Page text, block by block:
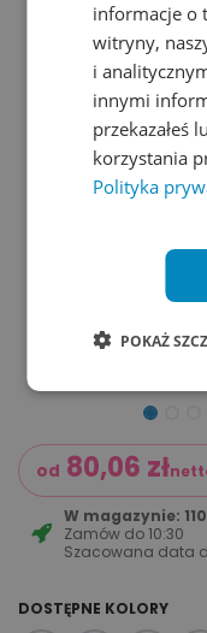
od 80,06 zł
W magazynie:
Zamów do10:30
Szacowana data
DOSTĘPNE KOLORY
informacje o
witryny,
i
innymi
przekazałeś
korzystania
Polityka
POKAŻ